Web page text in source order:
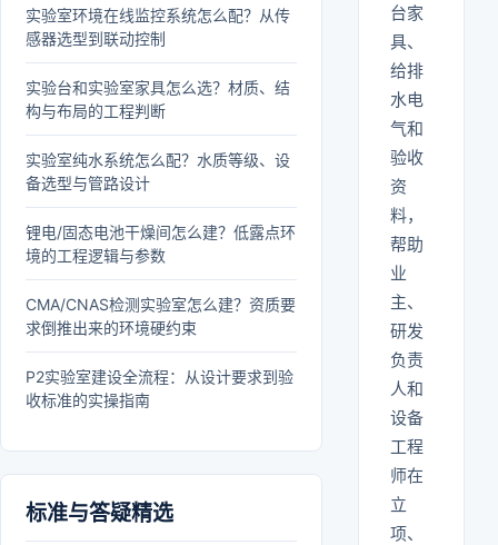
实验室环境在线监控系统怎么配？从传
感器选型到联动控制
实验台和实验室家具怎么选？材质、结
构与布局的工程判断
实验室纯水系统怎么配？水质等级、设
备选型与管路设计
锂电/固态电池干燥间怎么建？低露点环
境的工程逻辑与参数
CMA/CNAS检测实验室怎么建？资质要
求倒推出来的环境硬约束
P2实验室建设全流程：从设计要求到验
收标准的实操指南
标准与答疑精选
台家
具、
给排
水电
气和
验收
资
料，
帮助
业
主、
研发
负责
人和
设备
工程
师在
立
项、